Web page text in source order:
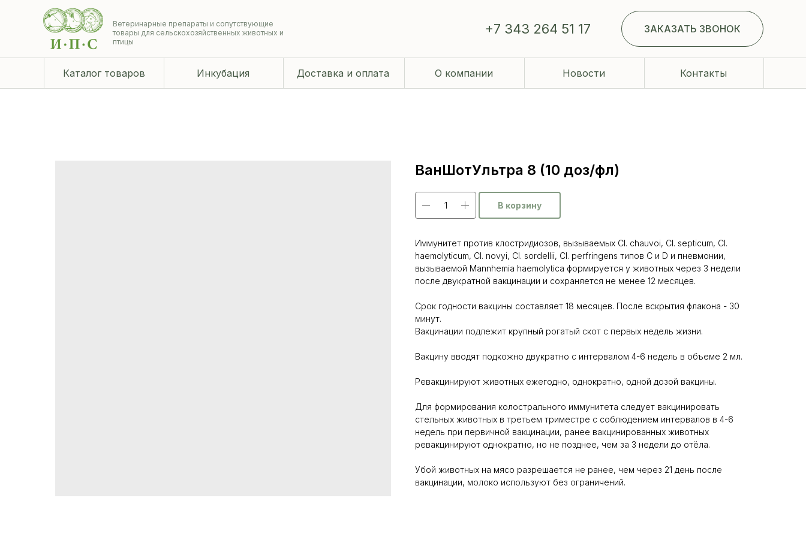
Каталог товаров Инкубация Доставка и оплата О компании Контакты
Ветеринарные препараты и сопутствующие
товары для сельскохозяйственных животных и
птицы
ЗАКАЗАТЬ ЗВОНОК
+7 343 264 51 17
Новости
ВанШотУльтра 8 (10 доз/фл)
В корзину
Иммунитет против клостридиозов, вызываемых Cl. chauvoi, Cl. septicum, Cl.
haemolyticum, Cl. novyi, Cl. sordellii, Cl. perfringens типов С и D и пневмонии,
вызываемой Mannhemia haemolytica формируется у животных через 3 недели
после двукратной вакцинации и сохраняется не менее 12 месяцев.
Срок годности вакцины составляет 18 месяцев. После вскрытия флакона - 30
минут.
Вакцинации подлежит крупный рогатый скот с первых недель жизни.
Вакцину вводят подкожно двукратно с интервалом 4-6 недель в объеме 2 мл.
Ревакцинируют животных ежегодно, однократно, одной дозой вакцины.
Для формирования колострального иммунитета следует вакцинировать
стельных животных в третьем триместре с соблюдением интервалов в 4-6
недель при первичной вакцинации, ранее вакцинированных животных
ревакцинируют однократно, но не позднее, чем за 3 недели до отёла.
Убой животных на мясо разрешается не ранее, чем через 21 день после
вакцинации, молоко используют без ограничений.